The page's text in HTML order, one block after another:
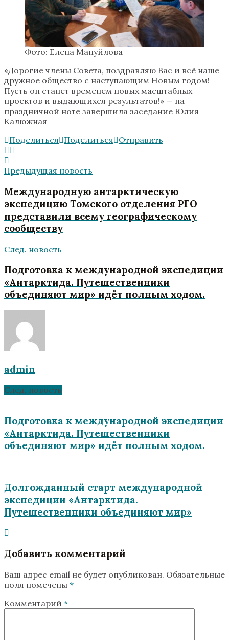
Фото: Елена Мануйлова
«Дорогие члены Совета, поздравляю Вас и всё наше
дружное общество с наступающим Новым годом!
Пусть он станет временем новых масштабных
проектов и выдающихся результатов!» — на
праздничной ноте завершила заседание Юлия
Калюжная
Поделиться Поделиться Отправить
Предыдущая новость
Международную антарктическую
экспедицию Томского отделения РГО
представили всему географическому
сообществу
След. новость
Подготовка к международной экспедиции
«Антарктида. Путешественники
объединяют мир» идёт полным ходом.
admin
След. новость
Подготовка к международной экспедиции
«Антарктида. Путешественники
объединяют мир» идёт полным ходом.
Долгожданный старт международной
экспедиции «Антарктида.
Путешественники объединяют мир»
Добавить комментарий
Ваш адрес email не будет опубликован. Обязательные
поля помечены *
Комментарий *